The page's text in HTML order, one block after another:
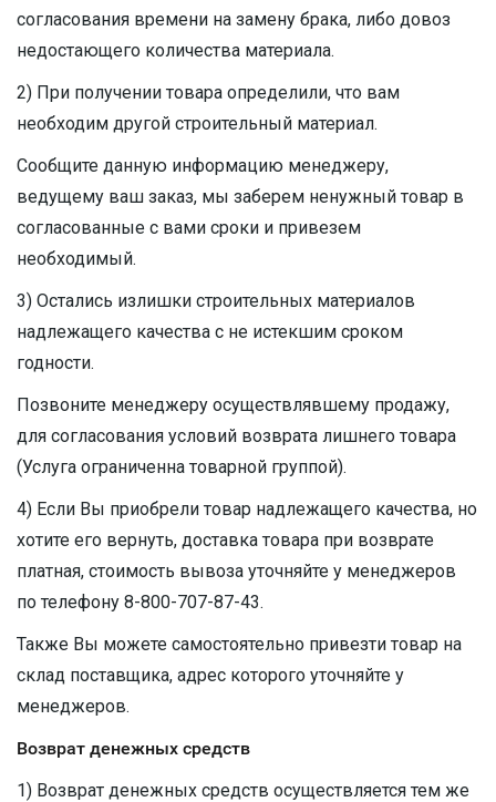
согласования времени на замену брака, либо довоз
недостающего количества материала.
2) При получении товара определили, что вам
необходим другой строительный материал.
Сообщите данную информацию менеджеру,
ведущему ваш заказ, мы заберем ненужный товар в
согласованные с вами сроки и привезем
необходимый.
3) Остались излишки строительных материалов
надлежащего качества с не истекшим сроком
годности.
Позвоните менеджеру осуществлявшему продажу,
для согласования условий возврата лишнего товара
(Услуга ограниченна товарной группой).
4) Если Вы приобрели товар надлежащего качества, но
хотите его вернуть, доставка товара при возврате
платная, стоимость вывоза уточняйте у менеджеров
по телефону 8-800-707-87-43.
Также Вы можете самостоятельно привезти товар на
склад поставщика, адрес которого уточняйте у
менеджеров.
Возврат денежных средств
1) Возврат денежных средств осуществляется тем же